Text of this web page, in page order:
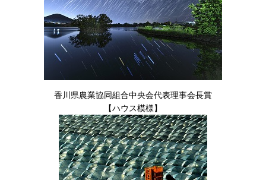
香川県農業協同組合中央会代表理事会長賞
【ハウス模様】